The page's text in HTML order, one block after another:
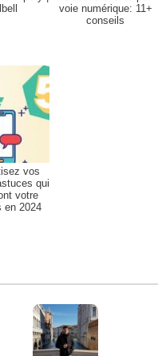
laquelle cet outil
x de
qui
messages
sociaux.
Telegram
seul endroit et